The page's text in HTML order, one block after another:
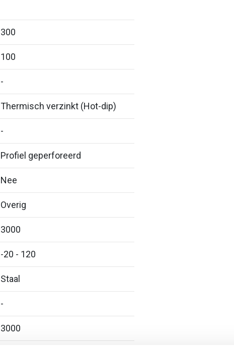
300
100
-
Thermisch verzinkt (Hot-dip)
-
Profiel geperforeerd
Nee
Overig
3000
-20 - 120
Staal
-
3000